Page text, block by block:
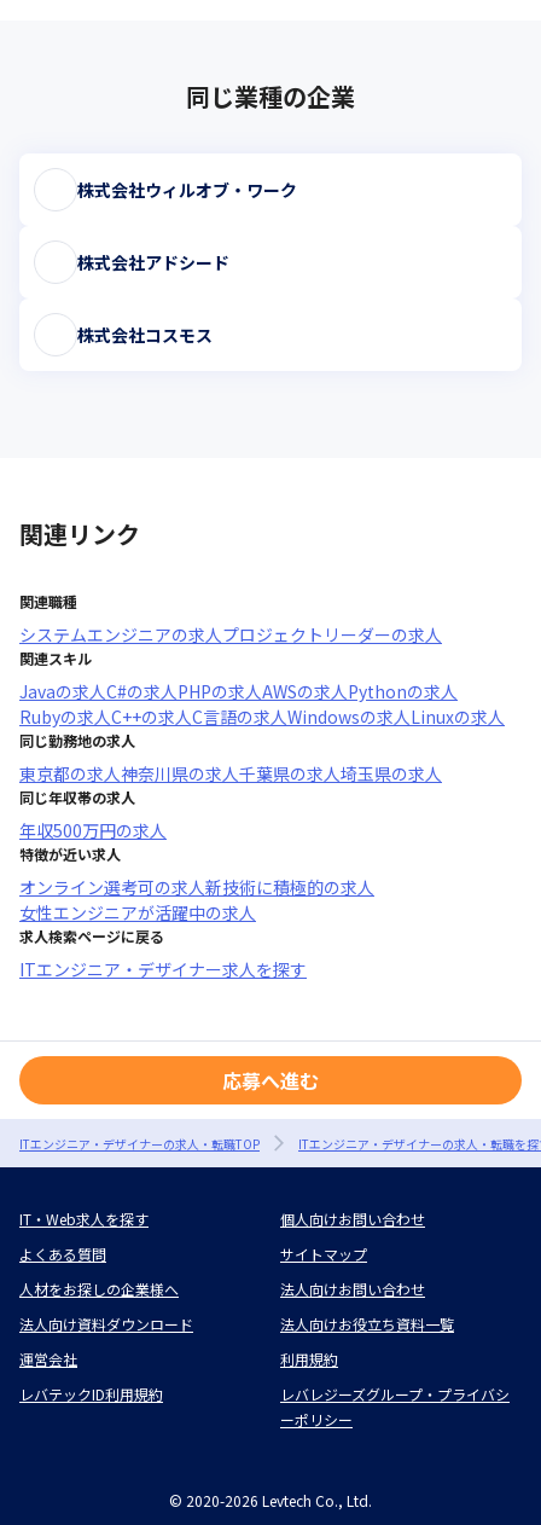
同じ業種の企業
株式会社ウィルオブ・ワーク
株式会社アドシード
株式会社コスモス
関連リンク
関連職種
システムエンジニアの求人プロジェクトリーダーの求人
関連スキル
Javaの求人C#の求人PHPの求人AWSの求人Pythonの求人
Rubyの求人C++の求人C言語の求人Windowsの求人Linuxの求人
同じ勤務地の求人
東京都の求人神奈川県の求人千葉県の求人埼玉県の求人
同じ年収帯の求人
年収500万円の求人
特徴が近い求人
オンライン選考可の求人新技術に積極的の求人
女性エンジニアが活躍中の求人
求人検索ページに戻る
ITエンジニア・デザイナー求人を探す
応募へ進む
ITエンジニア・デザイナーの求人・転職TOP ITエンジニア・デザイナーの求人・転職を
IT・Web求人を探す
個人向けお問い合わせ
よくある質問
サイトマップ
人材をお探しの企業様へ
法人向けお問い合わせ
法人向け資料ダウンロード
法人向けお役立ち資料一覧
運営会社
利用規約
レバテックID利用規約
レバレジーズグループ・プライバシ
ーポリシー
© 2020-2026 Levtech Co., Ltd.